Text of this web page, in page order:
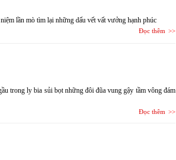
lần mò tìm lại những dấu vết vất vưởng hạnh phúc
Đọc thêm
trong ly bia sủi bọt những đôi đũa vung gậy tầm vông đám
Đọc thêm